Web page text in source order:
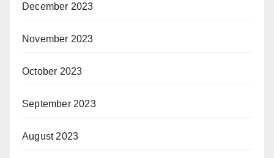
December 2023
November 2023
October 2023
September 2023
August 2023